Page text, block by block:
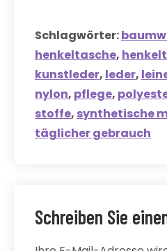
Schlagwörter:
henkeltasche,
kunstleder, leder,
nylon, pflege,
stoffe, synthetische
täglicher gebrauch
Schreiben Sie